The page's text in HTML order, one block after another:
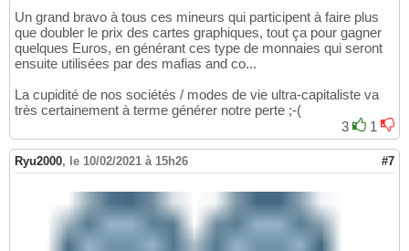
Un grand bravo à tous ces mineurs qui participent à faire plus
que doubler le prix des cartes graphiques, tout ça pour gagner
quelques Euros, en générant ces type de monnaies qui seront
ensuite utilisées par des mafias and co...
La cupidité de nos sociétés / modes de vie ultra-capitaliste va
très certainement à terme générer notre perte ;-(
3
1
Ryu2000, le 10/02/2021 à 15h26 #7